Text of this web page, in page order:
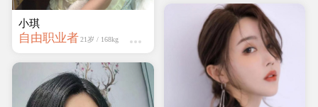
小琪
自由职业者 21岁 / 168kg